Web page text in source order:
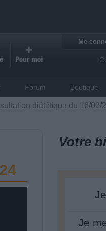
Me
Forum Boutique
diététique du 16/02/
Votre
Je